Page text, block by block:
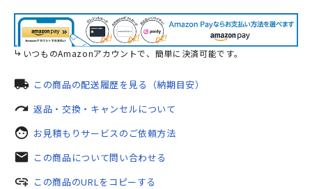
いつものAmazonアカウントで、簡単に決済可能です。
local_shipping この商品の配送履歴を見る（納期目安）
redo 返品・交換・キャンセルについて
face お見積もりサービスのご依頼方法
mail この商品について問い合わせる
add_link この商品のURLをコピーする